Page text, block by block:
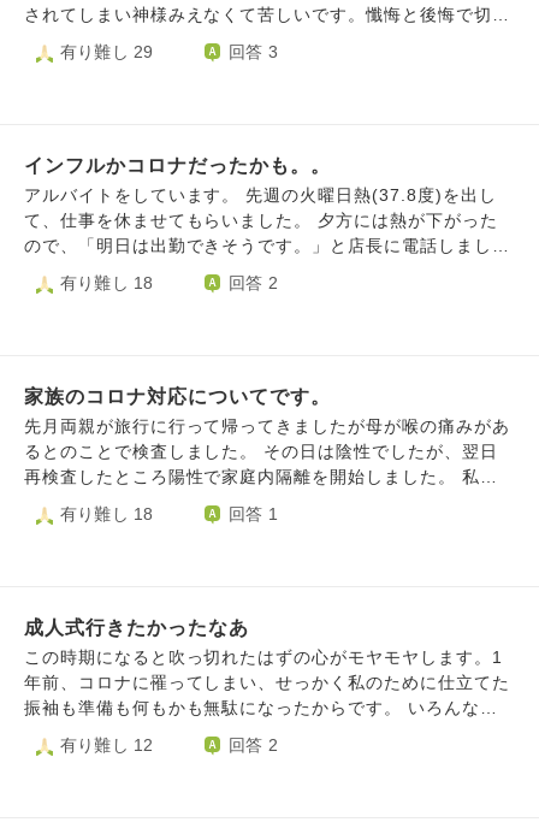
されてしまい神様みえなくて苦しいです。懺悔と後悔で切迫
したきもちでたすけてほしくて、どうしたらいいでしょう
か。神様に救われ愛の繋がりに戻りたい。
有り難し 29 回答 3
インフルかコロナだったかも。。
アルバイトをしています。 先週の火曜日熱(37.8度)を出し
て、仕事を休ませてもらいました。 夕方には熱が下がった
ので、「明日は出勤できそうです。」と店長に電話しまし
た。すると、「熱が下がったら明日は頑張ってね。」と言わ
れました。 次の日の朝(水曜日)も熱はなかったので出勤しま
りました。。 今週、職場の人の身内の方が亡くなりまし
た。 仕事を休んだ日、私は病院に行きませんでした。(熱が
出てすぐに検査をしても、正しい検査結果が出ないと聞いた
ことがあったので。。) 私が、実はコロナやインフルだった
その方が亡くなってしまったのだとしたら私のせいですよ
有り難し 18 回答 2
家族のコロナ対応についてです。
先月両親が旅行に行って帰ってきましたが母が喉の痛みがあ
るとのことで検査しました。 その日は陰性でしたが、翌日
再検査したところ陽性で家庭内隔離を開始しました。 私は
介護の仕事についており、感染力の強さ、症状の辛さも対応
していて実感しています。 家族内では初感染です。 5日間は
いと言われました。 普段私が早く帰ってきた時、夜勤明け
や休みの時は私が家事をすることが多いです。 母の陽性か
ら３日程経ったあたりから部屋にいても暇だからマスクをし
て家事をしたいと言われましたが、せめて5日はしないで欲
ました。 5日経ったあたりからマスクをして家事をしていい
有り難し 18 回答 1
成人式行きたかったなあ
この時期になると吹っ切れたはずの心がモヤモヤします。1
年前、コロナに罹ってしまい、せっかく私のために仕立てた
振袖も準備も何もかも無駄になったからです。 いろんな投
稿が流れてきて、綺麗な振袖を見るたびに1年かけて宥めす
かしてどうにか持ち直した心が、羨ましい、行きたかった、
有り難し 12 回答 2